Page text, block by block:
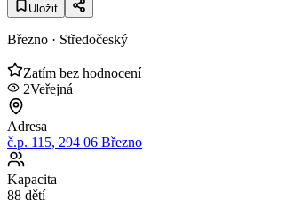
Uložit
Březno · Středočeský
Zatím bez hodnocení
2Veřejná
Adresa
č.p. 115, 294 06 Březno
Kapacita
88 dětí